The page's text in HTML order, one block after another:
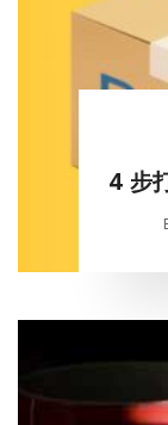
4 步